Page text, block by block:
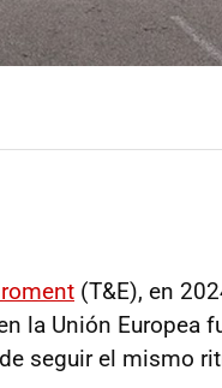
(T&E), en
la Unión Europea
seguir el mismo